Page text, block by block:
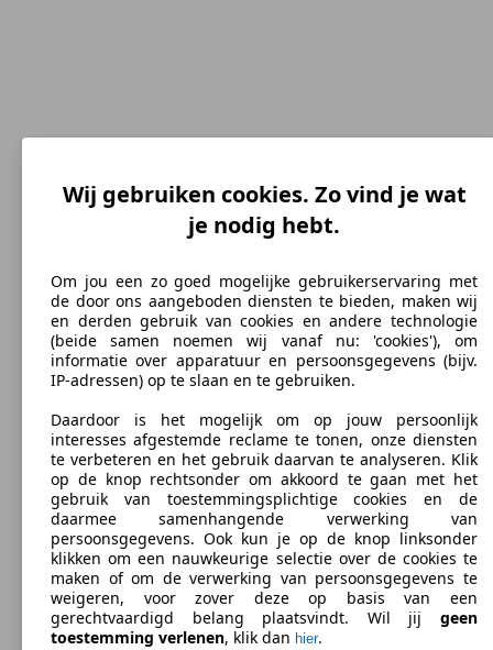
Topsnelheid (km/h)
Diesel
129 g/km
CO2-uitstoot (gem.)*
Wij gebruiken cookies. Zo vind je wat
je nodig hebt.
Om jou een zo goed mogelijke gebruikerservaring met
de door ons aangeboden diensten te bieden, maken wij
en derden gebruik van cookies en andere technologie
(beide samen noemen wij vanaf nu: 'cookies'), om
informatie over apparatuur en persoonsgegevens (bijv.
IP-adressen) op te slaan en te gebruiken.
Daardoor is het mogelijk om op jouw persoonlijk
interesses afgestemde reclame te tonen, onze diensten
te verbeteren en het gebruik daarvan te analyseren. Klik
op de knop rechtsonder om akkoord te gaan met het
gebruik van toestemmingsplichtige cookies en de
daarmee samenhangende verwerking van
persoonsgegevens. Ook kun je op de knop linksonder
klikken om een nauwkeurige selectie over de cookies te
maken of om de verwerking van persoonsgegevens te
weigeren, voor zover deze op basis van een
gerechtvaardigd belang plaatsvindt. Wil jij geen
toestemming verlenen, klik dan hier.